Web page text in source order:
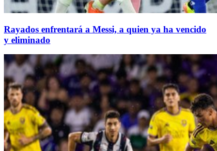
Rayados enfrentará a Messi, a quien ya ha vencido
y eliminado